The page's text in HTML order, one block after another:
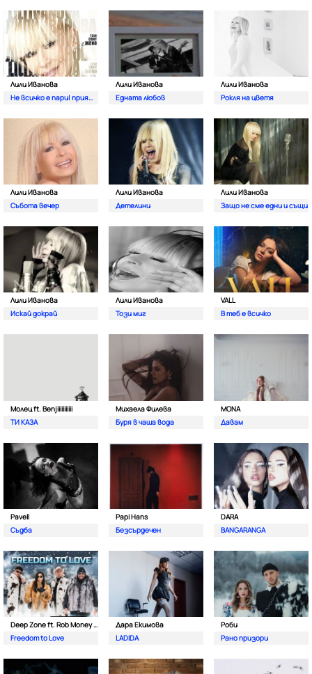
Лили Иванова
Не всичко е пари| приятелю
Лили Иванова
Едната любов
Лили Иванова
Рокля на цветя
Лили Иванова
Събота вечер
Лили Иванова
Детелини
Лили Иванова
Защо не сме едни и същи
Лили Иванова
Искай докрай
Лили Иванова
Този миг
VALL
В теб е всичко
Молец ft. Benjiiiiiiiiiii
ТИ КАЗА
Михаела Филева
Буря в чаша вода
MONA
Давам
Pavell
Съдба
Papi Hans
Безсърдечен
DARA
BANGARANGA
Deep Zone ft. Rob Money (C-Block)
Freedom to Love
Дара Екимова
LADIDA
Роби
Рано призори